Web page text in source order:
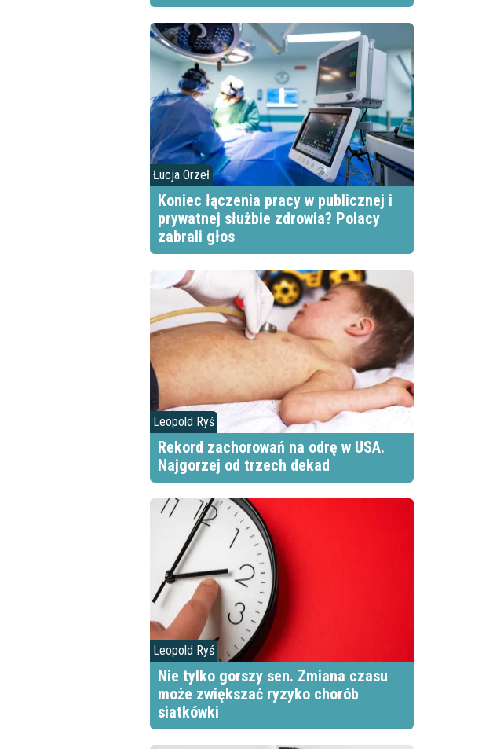
Łucja Orzeł
Koniec łączenia pracy w publicznej i
prywatnej służbie zdrowia? Polacy
zabrali głos
Leopold Ryś
Rekord zachorowań na odrę w USA.
Najgorzej od trzech dekad
Leopold Ryś
Nie tylko gorszy sen. Zmiana czasu
może zwiększać ryzyko chorób
siatkówki